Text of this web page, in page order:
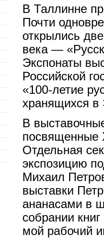
В Таллинне
Почти
открылись
века —
Экспонаты
Российской
«100-летие
хранящихся в
В
посвященные
Отдельная
экспозицию
Михаил
выставки
ананасами в
собрании
мой рабочий